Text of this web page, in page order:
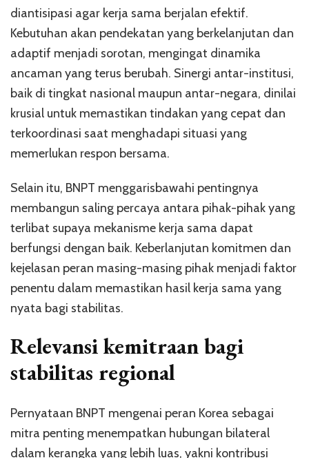
diantisipasi agar kerja sama berjalan efektif.
Kebutuhan akan pendekatan yang berkelanjutan dan
adaptif menjadi sorotan, mengingat dinamika
ancaman yang terus berubah. Sinergi antar-institusi,
baik di tingkat nasional maupun antar-negara, dinilai
krusial untuk memastikan tindakan yang cepat dan
terkoordinasi saat menghadapi situasi yang
memerlukan respon bersama.
Selain itu, BNPT menggarisbawahi pentingnya
membangun saling percaya antara pihak-pihak yang
terlibat supaya mekanisme kerja sama dapat
berfungsi dengan baik. Keberlanjutan komitmen dan
kejelasan peran masing-masing pihak menjadi faktor
penentu dalam memastikan hasil kerja sama yang
nyata bagi stabilitas.
Relevansi kemitraan bagi
stabilitas regional
Pernyataan BNPT mengenai peran Korea sebagai
mitra penting menempatkan hubungan bilateral
dalam kerangka yang lebih luas, yakni kontribusi